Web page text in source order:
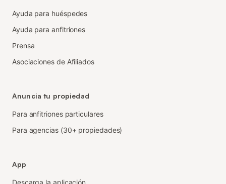
Ayuda para huéspedes
Ayuda para anfitriones
Prensa
Asociaciones de Afiliados
Anuncia tu propiedad
Para anfitriones particulares
Para agencias (30+ propiedades)
App
Descarga la aplicación